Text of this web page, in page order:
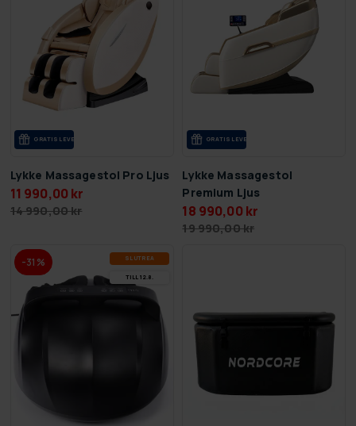
GRA­TIS LE­VE­RANS
Lykke Massagestol Pro Ljus
11 990,00 kr
14 990,00 kr
GRA­TIS LE­VE­RANS
Lykke Massagestol
Premium Ljus
18 990,00 kr
19 990,00 kr
-31% SLUT­REA
TILL 12.8.